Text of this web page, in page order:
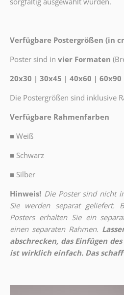
Verfügbare Postergrößen (in
Poster sind in vier Formaten
20x30 | 30x45 | 40x60 | 60x90
Die Postergrößen sind inklusive
Verfügbare Rahmenfarben
■ Weiß
■ Schwarz
■ Silber
Hinweis! Die Poster sind nicht
Sie werden separat geliefert.
Posters erhalten Sie ein
einen separaten Rahmen.
abschrecken, das Einfügen
ist wirklich einfach. Das